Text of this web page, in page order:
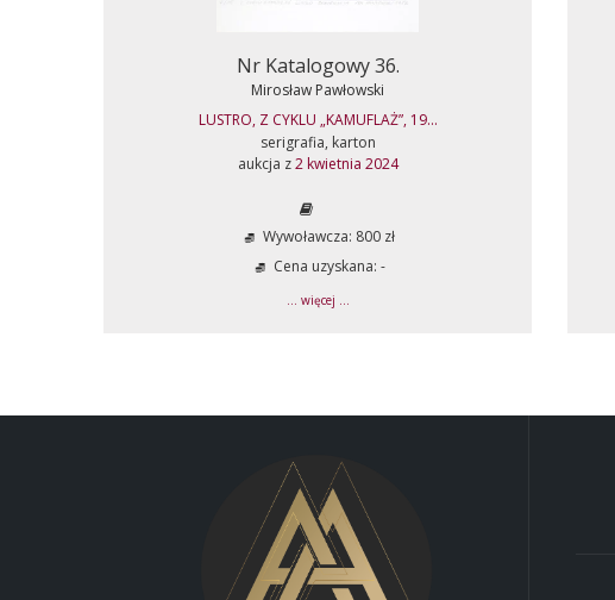
Nr Katalogowy 36.
Mirosław Pawłowski
LUSTRO, Z CYKLU „KAMUFLAŻ”, 19...
serigrafia, karton
aukcja z2 kwietnia 2024
Wywoławcza: 800 zł
Cena uzyskana: -
... więcej ...